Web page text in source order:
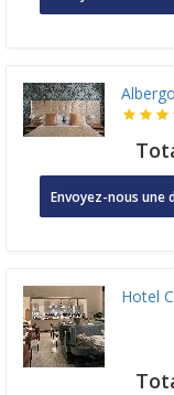
Envoyez-nous une
Hotel